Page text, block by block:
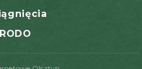
RODO